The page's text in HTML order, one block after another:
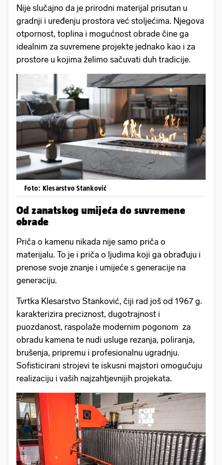
Nije slučajno da je prirodni materijal prisutan u
gradnji i uređenju prostora već stoljećima. Njegova
otpornost, toplina i mogućnost obrade čine ga
idealnim za suvremene projekte jednako kao i za
prostore u kojima želimo sačuvati duh tradicije.
Foto: Klesarstvo Stanković
Od zanatskog umijeća do suvremene
obrade
Priča o kamenu nikada nije samo priča o
materijalu. To je i priča o ljudima koji ga obrađuju i
prenose svoje znanje i umijeće s generacije na
generaciju.
Tvrtka Klesarstvo Stanković, čiji rad još od 1967 g.
karakterizira preciznost, dugotrajnost i
puozdanost, raspolaže modernim pogonom za
obradu kamena te nudi usluge rezanja, poliranja,
brušenja, pripremu i profesionalnu ugradnju.
Sofisticirani strojevi te iskusni majstori omogućuju
realizaciju i vaših najzahtjevnijih projekata.